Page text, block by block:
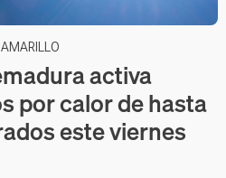
activa
por calor de hasta
este viernes